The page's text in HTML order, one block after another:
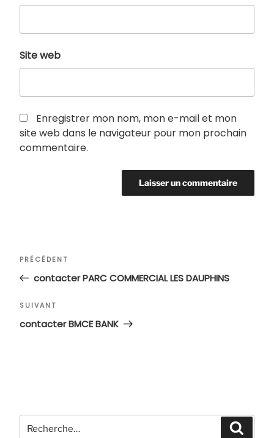
Site web
Enregistrer mon nom, mon e-mail et mon
site web dans le navigateur pour mon prochain
commentaire.
Navigation
l’article
Article
précédent
PRÉCÉDENT
contacter PARC COMMERCIAL LES DAUPHINS
Article
suivant
SUIVANT
contacter BMCE BANK
Recherche